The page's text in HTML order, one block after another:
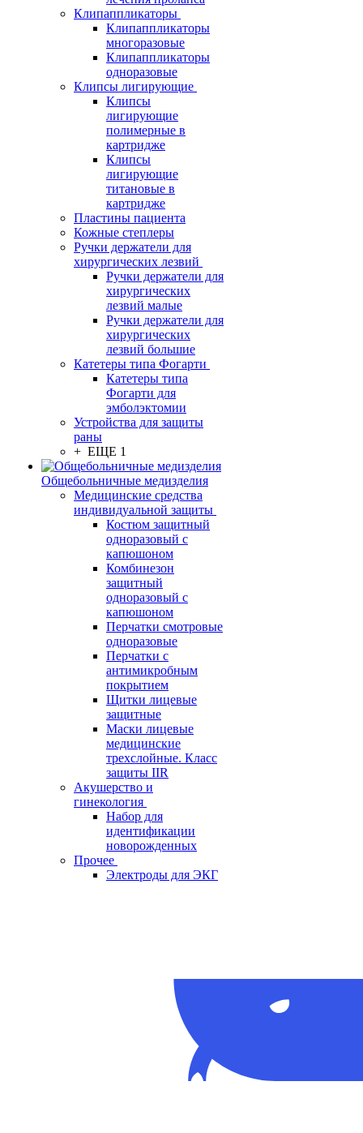
Клипаппликаторы
Клипаппликаторы
многоразовые
Клипаппликаторы
одноразовые
Клипсы лигирующие
Клипсы
лигирующие
полимерные в
картридже
Клипсы
лигирующие
титановые в
картридже
Пластины пациента
Кожные степлеры
Ручки держатели для
хирургических лезвий
Ручки держатели для
хирургических
лезвий малые
Ручки держатели для
хирургических
лезвий большие
Катетеры типа Фогарти
Катетеры типа
Фогарти для
эмболэктомии
Устройства для защиты
раны
+ ЕЩЕ 1
Общебольничные медизделия
Медицинские средства
индивидуальной защиты
Костюм защитный
одноразовый с
капюшоном
Комбинезон
защитный
одноразовый с
капюшоном
Перчатки смотровые
одноразовые
Перчатки с
антимикробным
покрытием
Щитки лицевые
защитные
Маски лицевые
медицинские
трехслойные. Класс
защиты IIR
Акушерство и
гинекология
Набор для
идентификации
новорожденных
Прочее
Электроды для ЭКГ